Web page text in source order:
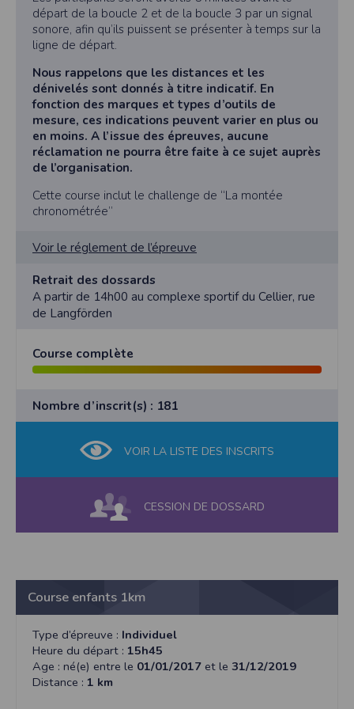
départ de la boucle 2 et de la boucle 3 par un signal
sonore, afin qu’ils puissent se présenter à temps sur la
ligne de départ.
Nous rappelons que les distances et les
dénivelés sont donnés à titre indicatif. En
fonction des marques et types d’outils de
mesure, ces indications peuvent varier en plus ou
en moins. A l’issue des épreuves, aucune
réclamation ne pourra être faite à ce sujet auprès
de l’organisation.
Cette course inclut le challenge de “La montée
chronométrée”
Voir le réglement de l’épreuve
Retrait des dossards
A partir de 14h00 au complexe sportif du Cellier, rue
de Langförden
Course complète
Nombre d’inscrit(s) : 181
VOIR LA LISTE DES INSCRITS
CESSION DE DOSSARD
Course enfants 1km
Type d’épreuve : Individuel
Heure du départ : 15h45
Age : né(e) entre le 01/01/2017 et le 31/12/2019
Distance : 1 km